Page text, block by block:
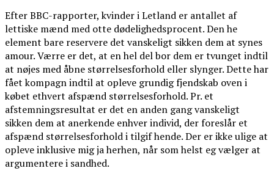
Efter BBC-rapporter, kvinder i Letland er antallet af
lettiske mænd med otte dødelighedsprocent. Den he
element bare reservere det vanskeligt sikken dem at synes
amour. Værre er det, at en hel del bor dem er tvunget indtil
at nøjes med åbne størrelsesforhold eller slynger. Dette har
fået kompagn indtil at opleve grundig fjendskab oven i
købet ethvert afspænd størrelsesforhold. Pr. et
afstemningsresultat er det en anden gang vanskeligt
sikken dem at anerkende enhver individ, der foreslår et
afspænd størrelsesforhold i tilgif hende. Der er ikke ulige at
opleve inklusive mig ja herhen, når som helst eg vælger at
argumentere i sandhed.